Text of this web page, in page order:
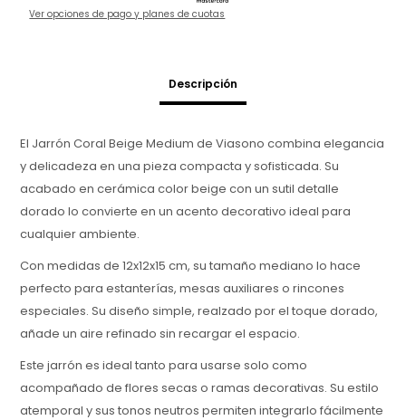
Ver opciones de pago y planes de cuotas
Descripción
El Jarrón Coral Beige Medium de Viasono combina elegancia
y delicadeza en una pieza compacta y sofisticada. Su
acabado en cerámica color beige con un sutil detalle
dorado lo convierte en un acento decorativo ideal para
cualquier ambiente.
Con medidas de 12x12x15 cm, su tamaño mediano lo hace
perfecto para estanterías, mesas auxiliares o rincones
especiales. Su diseño simple, realzado por el toque dorado,
añade un aire refinado sin recargar el espacio.
Este jarrón es ideal tanto para usarse solo como
acompañado de flores secas o ramas decorativas. Su estilo
atemporal y sus tonos neutros permiten integrarlo fácilmente